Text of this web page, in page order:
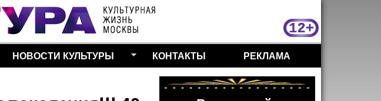
НОВОСТИ КУЛЬТУРЫ КОНТАКТЫ РЕКЛАМА